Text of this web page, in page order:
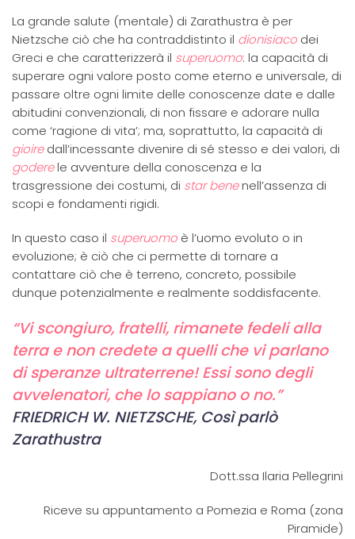
La grande salute (mentale) di Zarathustra è per
Nietzsche ciò che ha contraddistinto il dionisiaco dei
Greci e che caratterizzerà il superuomo: la capacità di
superare ogni valore posto come eterno e universale, di
passare oltre ogni limite delle conoscenze date e dalle
abitudini convenzionali, di non fissare e adorare nulla
come ‘ragione di vita’; ma, soprattutto, la capacità di
gioiredall’incessante divenire di sé stesso e dei valori, di
goderele avventure della conoscenza e la
trasgressione dei costumi, di star benenell’assenza di
scopi e fondamenti rigidi.
In questo caso il superuomo è l’uomo evoluto o in
evoluzione; è ciò che ci permette di tornare a
contattare ciò che è terreno, concreto, possibile
dunque potenzialmente e realmente soddisfacente.
“Vi scongiuro, fratelli, rimanete fedeli alla
terra e non credete a quelli che vi parlano
di speranze ultraterrene! Essi sono degli
avvelenatori, che lo sappiano o no.”
FRIEDRICH W. NIETZSCHE, Così parlò
Zarathustra
Dott.ssa Ilaria Pellegrini
Riceve su appuntamento a Pomezia e Roma (zona
Piramide)